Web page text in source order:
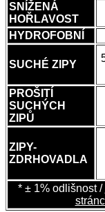
SNÍŽENÁ
HOŘLAVOST
HYDROFOBNÍ
SUCHÉ ZIPY
PROŠITÍ
SUCHÝCH
ZIPŮ
ZIPY-
ZDRHOVADLA
* ± 1% odlišnost /